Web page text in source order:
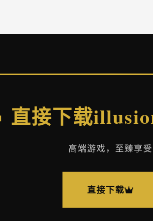
直接下载
高端游戏，至臻享受
直接下载